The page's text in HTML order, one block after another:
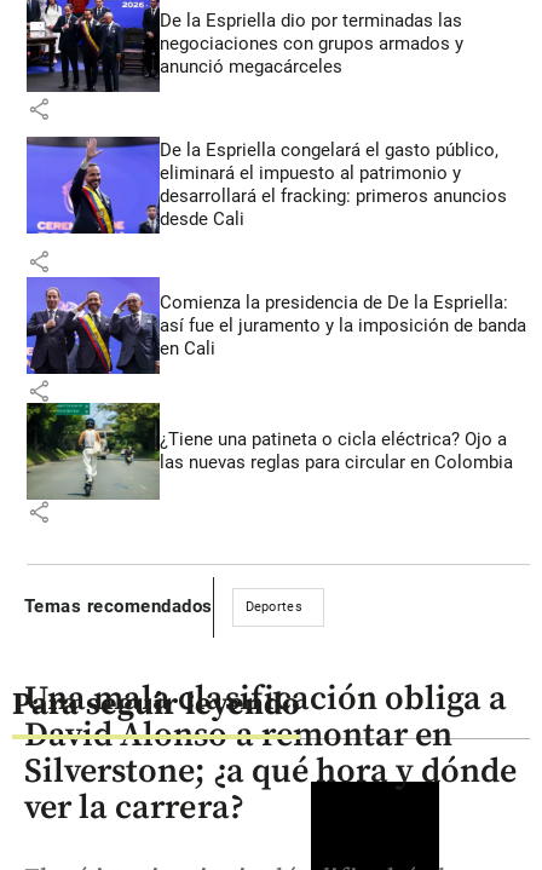
De la Espriella dio por terminadas las
negociaciones con grupos armados y
anunció megacárceles
share
De la Espriella congelará el gasto público,
eliminará el impuesto al patrimonio y
desarrollará el fracking: primeros anuncios
desde Cali
share
Comienza la presidencia de De la Espriella:
así fue el juramento y la imposición de banda
en Cali
share
¿Tiene una patineta o cicla eléctrica? Ojo a
las nuevas reglas para circular en Colombia
share
Temas recomendados Deportes
Para seguir leyendo
Una mala clasificación obliga a
David Alonso a remontar en
Silverstone; ¿a qué hora y dónde
ver la carrera?